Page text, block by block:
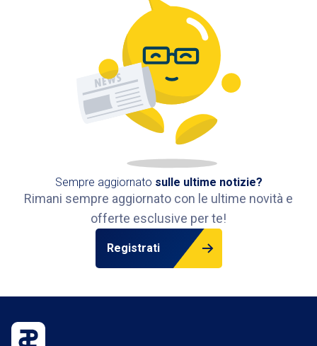
Sempre aggiornato sulle ultime notizie?
Rimani sempre aggiornato con le ultime novità e
offerte esclusive per te!
Registrati